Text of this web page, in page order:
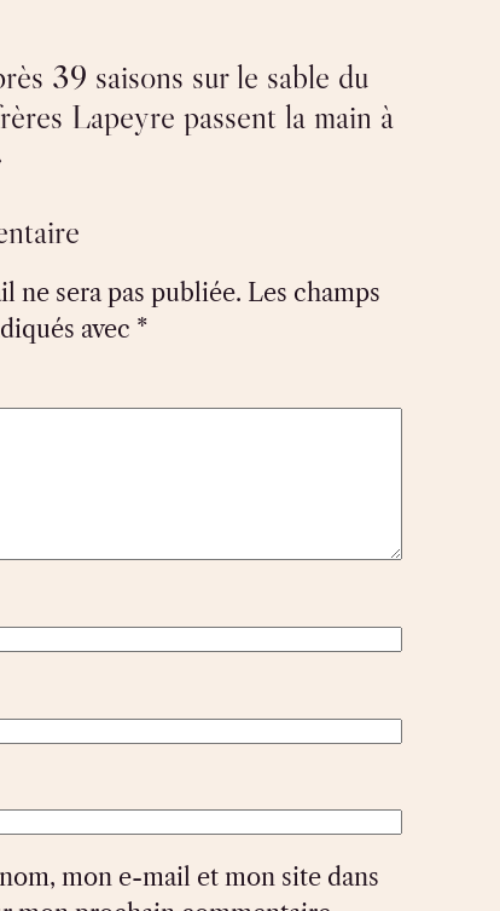
39 saisons sur le sable du
Lapeyre passent la main à
ne sera pas publiée. Les champs
avec *
mon e-mail et mon site dans